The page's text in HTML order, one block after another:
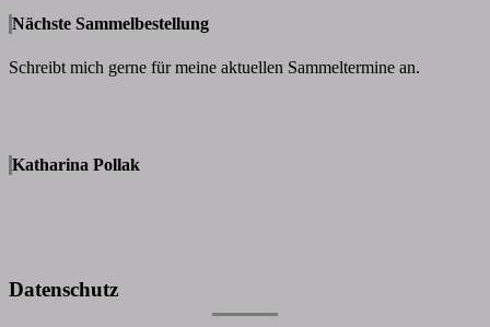
Nächste Sammelbestellung
Schreibt mich gerne für meine aktuellen Sammeltermine an.
Katharina Pollak
Datenschutz